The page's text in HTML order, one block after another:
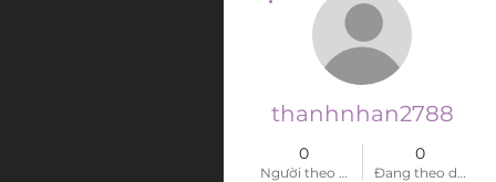
thanhnhan2788
0
Người theo dõi
0
Đang theo dõi